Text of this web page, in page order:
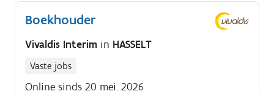
werkbare, toekomstbestendige oplossingen.
Boekhouder
Vivaldis Interim in HASSELT
Vaste jobs
Online sinds 20 mei. 2026